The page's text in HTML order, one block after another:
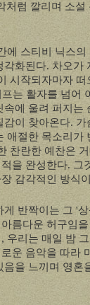
처럼 깔리며 소설
에 스티비 닉스의
각화된다. 차오가
시작되자마자 떠
는 활자를 넘어
속에 울려 퍼지는
감이 찾아온다. 가
애절한 목소리가
찬란한 예찬은
을 완성한다. 그
감각적인 방식
게 반짝이는 그 '
름다운 허구임
, 우리는 매일 밤
운 음악을 따라
을 느끼며 영혼